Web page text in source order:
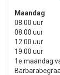
Maandag
08.00 uur
08.00 uur
12.00 uur
19.00 uur
1e maandag